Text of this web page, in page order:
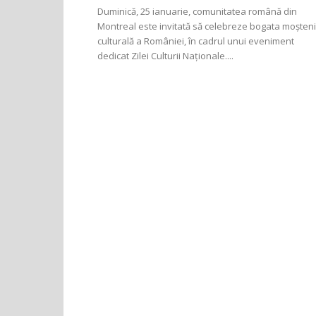
Duminică, 25 ianuarie, comunitatea română din
Montreal este invitată să celebreze bogata
culturală a României, în cadrul unui eveniment
dedicat Zilei Culturii Naționale....